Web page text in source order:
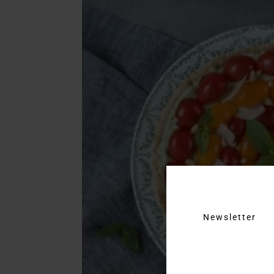
Newsletter